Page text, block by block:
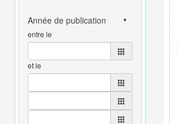
entre le
et le